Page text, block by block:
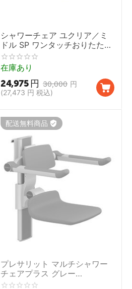
シャワーチェア ユクリア／ミ
ドル SP ワンタッチおりたたみ
N ブルー
在庫あり
30,000 円
24,975 円
(27,473 円 税込)
配送無料商品
プレサリット マルチシャワー
チェアプラス グレー
【PRESSALIT】